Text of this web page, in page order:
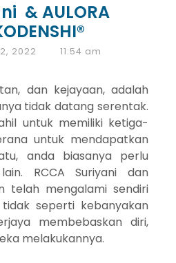
& AULORA
2022 11:54 am
dan kejayaan, adalah
tidak datang serentak.
untuk memiliki ketiga-
untuk mendapatkan
anda biasanya perlu
RCCA Suriyani dan
telah mengalami sendiri
seperti kebanyakan
membebaskan diri,
melakukannya.